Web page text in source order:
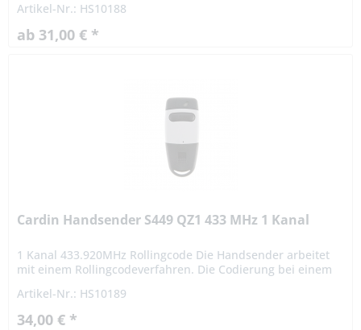
sich aber...
Artikel-Nr.: HS10188
ab 31,00 € *
Cardin Handsender S449 QZ1 433 MHz 1 Kanal
1 Kanal 433.920MHz Rollingcode Die Handsender arbeitet
mit einem Rollingcodeverfahren. Die Codierung bei einem
nach...
Artikel-Nr.: HS10189
34,00 € *